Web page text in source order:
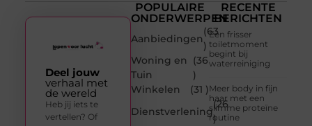
POPULAIRE
ONDERWERPEN
Aanbiedingen
(63
)
Woning en
Tuin
(36
)
Winkelen
(31 )
Dienstverlening
(26
)
RECENTE
BERICHTEN
Een frisser
toiletmoment
begint bij
waterreiniging
Meer body in fijn
haar met een
slimme proteïne
routine
Deel jouw
verhaal met
de wereld
Heb jij iets te
vertellen? Of